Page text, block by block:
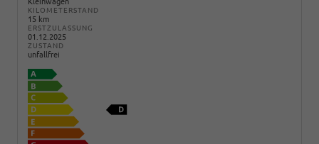
KILOMETERSTAND
15 km
ERSTZULASSUNG
01.12.2025
ZUSTAND
unfallfrei